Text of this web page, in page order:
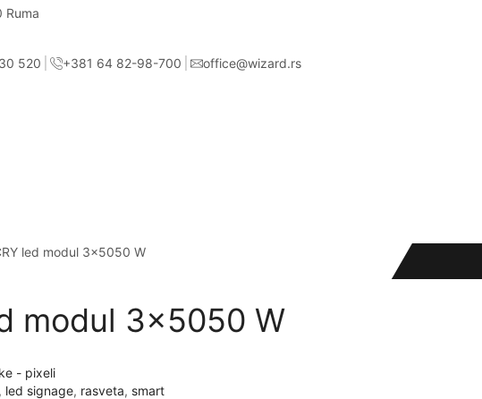
Ruma
520 +381 64 82-98-700 office@wizard.rs
led modul 3×5050 W
modul 3×5050 W
- pixeli
, led signage, rasveta, smart